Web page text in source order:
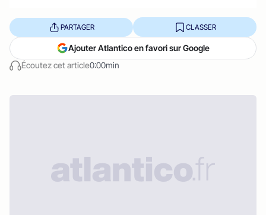
Écoutez cet article0:00min
PARTAGER CLASSER
Ajouter Atlantico en favori sur Google